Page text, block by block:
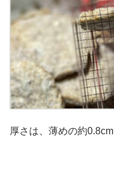
厚さは、薄めの約0.8cm